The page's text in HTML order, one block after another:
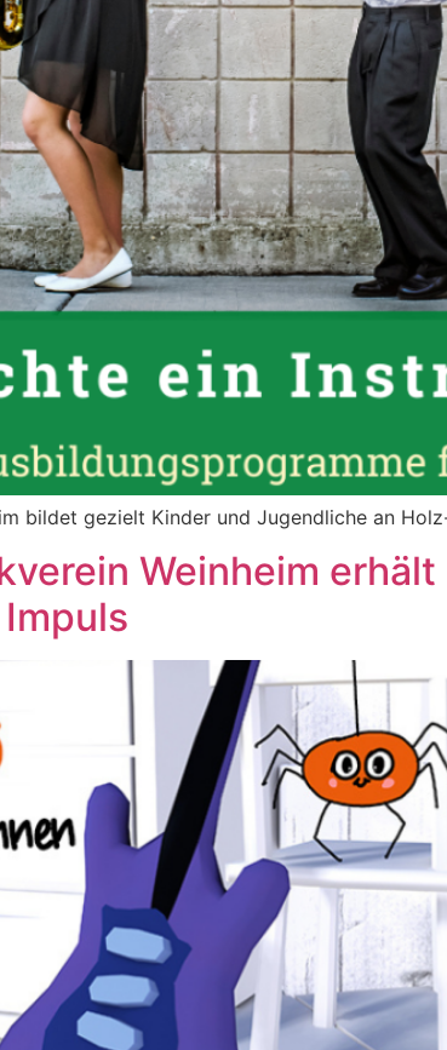
bildet gezielt Kinder und Jugendliche an
Weinheim